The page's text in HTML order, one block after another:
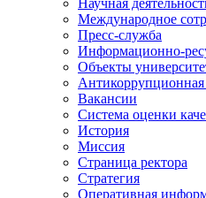
Научная
Международное
Пресс-служба
Информационно-
Объекты
Антикоррупционная
Вакансии
Система оценки
История
Миссия
Страница ректора
Стратегия
Оперативная